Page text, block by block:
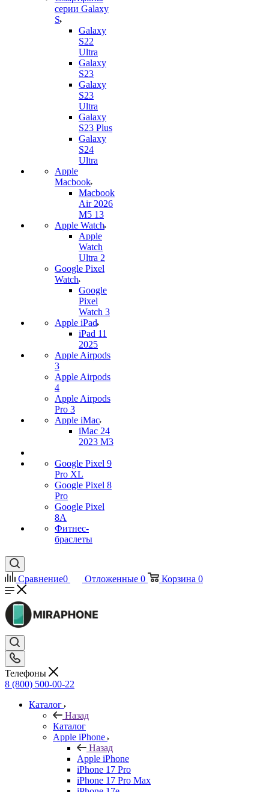
серии Galaxy
S
Galaxy
S22
Ultra
Galaxy
S23
Galaxy
S23
Ultra
Galaxy
S23 Plus
Galaxy
S24
Ultra
Apple
Macbook
Macbook
Air 2026
M5 13
Apple Watch
Apple
Watch
Ultra 2
Google Pixel
Watch
Google
Pixel
Watch 3
Apple iPad
iPad 11
2025
Apple Airpods
3
Apple Airpods
4
Apple Airpods
Pro 3
Apple iMac
iMac 24
2023 M3
Google Pixel 9
Pro XL
Google Pixel 8
Pro
Google Pixel
8A
Фитнес-
браслеты
Сравнение0 Отложенные 0 Корзина 0
Телефоны
8 (800) 500-00-22
Каталог
Назад
Каталог
Apple iPhone
Назад
Apple iPhone
iPhone 17 Pro
iPhone 17 Pro Max